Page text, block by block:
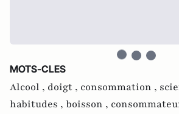
MOTS-CLES
Alcool , doigt , consommation ,
habitudes , boisson ,